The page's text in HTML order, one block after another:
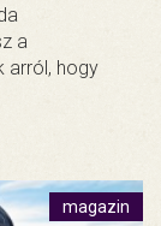
a
arról, hogy
magazin